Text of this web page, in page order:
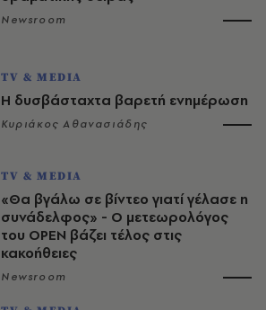
Newsroom
TV & MEDIA
Η δυσβάσταχτα βαρετή ενημέρωση
Κυριάκος Αθανασιάδης
TV & MEDIA
«Θα βγάλω σε βίντεο γιατί γέλασε η
συνάδελφος» - Ο μετεωρολόγος
του OPEN βάζει τέλος στις
κακοήθειες
Newsroom